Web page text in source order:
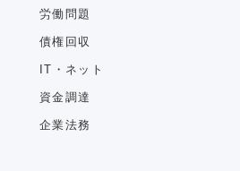
労働問題
債権回収
IT・ネット
資金調達
企業法務